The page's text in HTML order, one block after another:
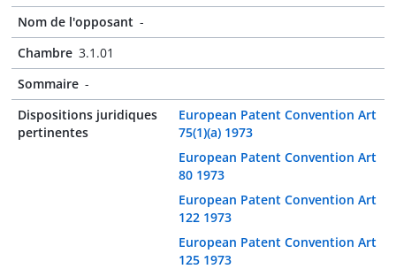
Nom de l'opposant -
Chambre 3.1.01
Sommaire -
Dispositions juridiques
pertinentes
European Patent Convention Art
75(1)(a) 1973
European Patent Convention Art
80 1973
European Patent Convention Art
122 1973
European Patent Convention Art
125 1973